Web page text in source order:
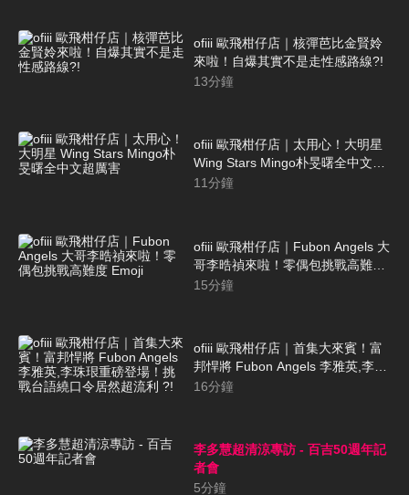
ofiii 歐飛柑仔店｜核彈芭比金賢姈
來啦！自爆其實不是走性感路線?!
13分鐘
ofiii 歐飛柑仔店｜太用心！大明星
Wing Stars Mingo朴旻曙全中文超
厲害
11分鐘
ofiii 歐飛柑仔店｜Fubon Angels 大
哥李晧禎來啦！零偶包挑戰高難度
Emoji
15分鐘
ofiii 歐飛柑仔店｜首集大來賓！富
邦悍將 Fubon Angels 李雅英,李珠
珢重磅登場！挑戰台語繞口令居然
16分鐘
李多慧超清涼專訪 - 百吉50週年記
者會
5分鐘